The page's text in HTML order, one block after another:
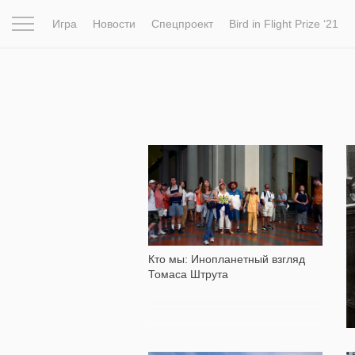
Игра Новости Спецпроект Bird in Flight Prize ‘21
Кто мы: Инопланетный взгляд
Томаса Штрута